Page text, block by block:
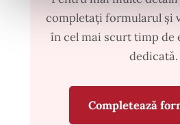
completați formularul și
în cel mai scurt timp de
dedicată.
Completează